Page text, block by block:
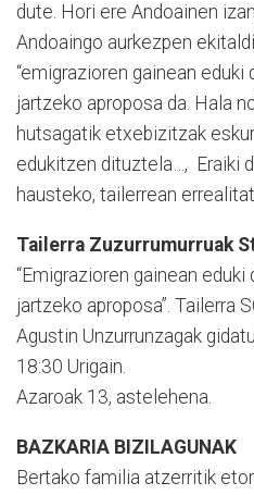
dute. Hori ere Andoainen
Andoaingo aurkezpen
“emigrazioren gainean
jartzeko aproposa da. Hala
hutsagatik etxebizitzak
edukitzen dituztela…, Eraiki
hausteko, tailerrean
Tailerra Zuzurrumurruak
“Emigrazioren gainean
jartzeko aproposa”. Tailerra
Agustin Unzurrunzagak
18:30 Urigain.
Azaroak 13, astelehena.
BAZKARIA BIZILAGUNAK
Bertako familia atzerritik